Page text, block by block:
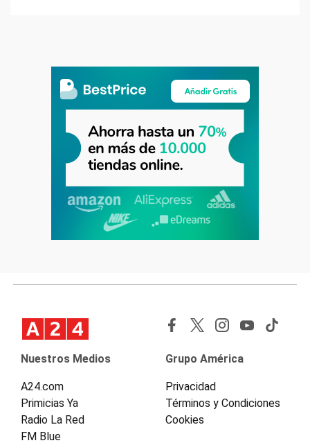
Nuestros Medios
A24.com
Primicias Ya
Radio La Red
FM Blue
Grupo América
Privacidad
Términos y Condiciones
Cookies